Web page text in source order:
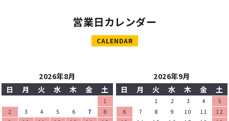
営業日カレンダー
CALENDAR
2026年8月
日
月 火 水 木 金 土
1
2
3 4 5 6 7
8
2026年9月
日
月 火 水 木 金 土
1 2 3 4
5
6
7 8 9 10 11
12